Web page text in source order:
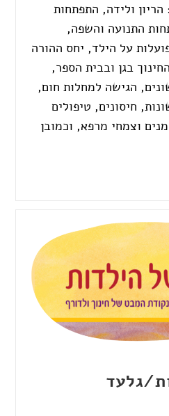
הריון ולידה, התפתחות
התנועה והשפה,
על הילד, יחס ההורה
בגן ובבית הספר,
הגישה למחלות חום,
חיסונים, טיפולים
וצמחי מרפא, וכמובן
גלעד